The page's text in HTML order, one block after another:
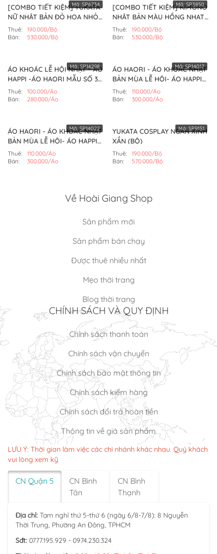
[COMBO TIẾT KIỆM] YUKATA
NỮ NHẬT BẢN ĐỎ HOA NHỎ
(BỘ)
Thuê:
190.000/Bộ
Bán:
530.000/Bộ
Mã: SP6734
[COMBO TIẾT KIỆM] KIMONO
NHẬT BẢN MÀU HỒNG NHẠT
HOA TRẮNG (BỘ)
Thuê:
190.000/Bộ
Bán:
530.000/Bộ
Mã:SP3850
ÁO KHOÁC LỄ HỘI NHẬT - ÁO
HAPPI -ÁO HAORI MẪU SỐ 3
(ÁO)
Thuê:
100.000/Áo
Bán:
280.000/Áo
Mã:SP14298
ÁO HAORI - ÁO KHOÁC NHẬT
BẢN MÙA LỄ HỘI- ÁO HAPPI
(MẪU SỐ 1)
Thuê:
110.000/Áo
Bán:
300.000/Áo
Mã:SP14017
ÁO HAORI - ÁO KHOÁC NHẬT
BẢN MÙA LỄ HỘI- ÁO HAPPI
(MẪU SỐ 6)
Thuê:
110.000/Áo
Bán:
300.000/Áo
Mã:SP14022
YUKATA COSPLAY NGẮN XINH
XẮN (BỘ)
Thuê:
190.000/Bộ
Bán:
570.000/Bộ
Mã: SP9151
Về Hoài Giang Shop
Sản phẩm mới
Sản phẩm bán chạy
Được thuê nhiều nhất
Mẹo thời trang
Blog thời trang
CHÍNH SÁCH VÀ QUY ĐỊNH
Chính sách thanh toán
Chính sách vận chuyển
Chính sách bảo mật thông tin
Chính sách kiểm hàng
Chính sách đổi trả hoàn tiền
Thông tin về giá sản phẩm
LƯU Ý: Thời gian làm việc các chi nhánh khác nhau. Quý khách
vui lòng xem kỹ
CN Quận 5
CN Bình
Tân
CN Bình
Thạnh
Địa chỉ: Tạm nghỉ thứ 5-thứ 6 (ngày 6/8-7/8): 8 Nguyễn
Thời Trung, Phường An Đông, TPHCM
Sđt: 0777.195.929 - 0974.230.324